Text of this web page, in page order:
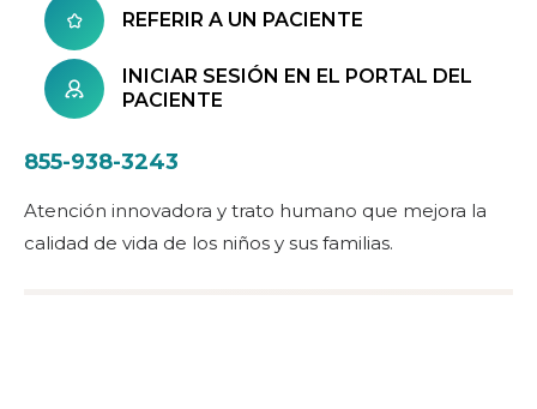
REFERIR A UN PACIENTE
INICIAR SESIÓN EN EL PORTAL DEL
PACIENTE
855-938-3243
Atención innovadora y trato humano que mejora la
calidad de vida de los niños y sus familias.